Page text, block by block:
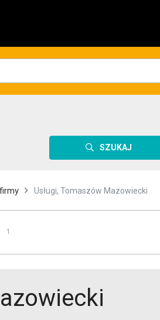
SZUKAJ
Usługi, Tomaszów Mazowiecki
1